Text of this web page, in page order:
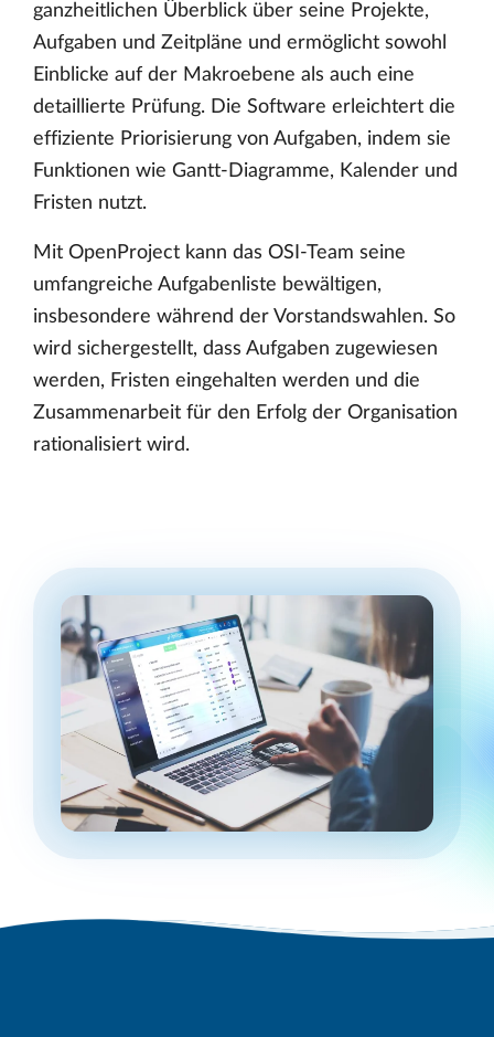
ganzheitlichen Überblick über seine Projekte,
Aufgaben und Zeitpläne und ermöglicht sowohl
Einblicke auf der Makroebene als auch eine
detaillierte Prüfung. Die Software erleichtert die
effiziente Priorisierung von Aufgaben, indem sie
Funktionen wie Gantt-Diagramme, Kalender und
Fristen nutzt.
Mit OpenProject kann das OSI-Team seine
umfangreiche Aufgabenliste bewältigen,
insbesondere während der Vorstandswahlen. So
wird sichergestellt, dass Aufgaben zugewiesen
werden, Fristen eingehalten werden und die
Zusammenarbeit für den Erfolg der Organisation
rationalisiert wird.